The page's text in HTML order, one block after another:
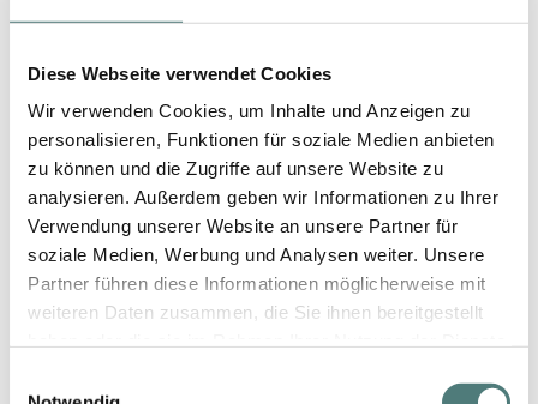
Diese Webseite verwendet Cookies
Wir verwenden Cookies, um Inhalte und Anzeigen zu
personalisieren, Funktionen für soziale Medien anbieten
zu können und die Zugriffe auf unsere Website zu
analysieren. Außerdem geben wir Informationen zu Ihrer
Verwendung unserer Website an unsere Partner für
soziale Medien, Werbung und Analysen weiter. Unsere
Partner führen diese Informationen möglicherweise mit
weiteren Daten zusammen, die Sie ihnen bereitgestellt